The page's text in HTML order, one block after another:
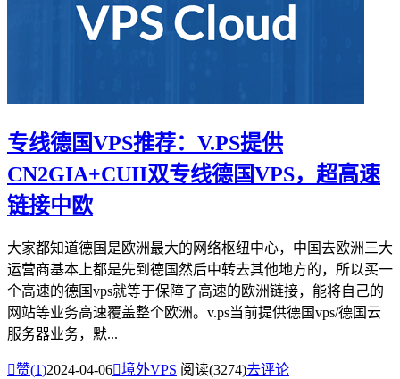
专线德国VPS推荐：V.PS提供
CN2GIA+CUII双专线德国VPS，超高速
链接中欧
大家都知道德国是欧洲最大的网络枢纽中心，中国去欧洲三大
运营商基本上都是先到德国然后中转去其他地方的，所以买一
个高速的德国vps就等于保障了高速的欧洲链接，能将自己的
网站等业务高速覆盖整个欧洲。v.ps当前提供德国vps/德国云
服务器业务，默...
赞(1)2024-04-06境外VPS 阅读(3274)去评论